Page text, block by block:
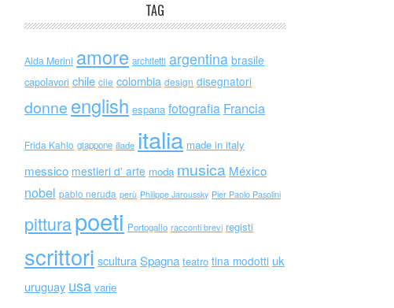
TAG
Alda Merini amore architetti argentina brasile
capolavori chile cile colombia design disegnatori
donne english espana fotografia Francia
Frida Kahlo giappone iliade italia made in italy
messico mestieri d' arte moda musica México
nobel pablo neruda perù Philippe Jaroussky Pier Paolo Pasolini
pitturapoeti Portogallo racconti brevi registi
scrittori scultura Spagna teatro tina modotti uk
uruguay usa varie